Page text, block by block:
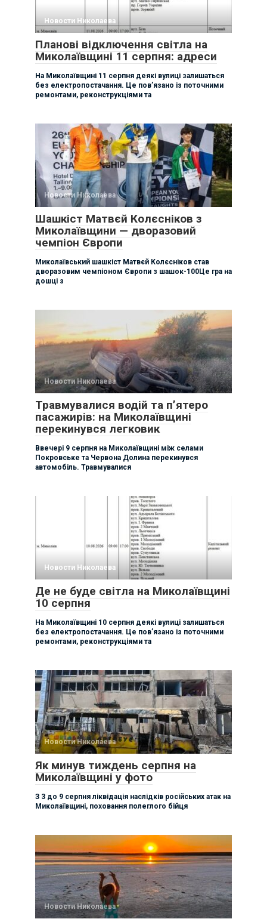
Новости Николаева
Планові відключення світла на
Миколаївщині 11 серпня: адреси
На Миколаївщині 11 серпня деякі вулиці залишаться
без електропостачання. Це пов’язано із поточними
ремонтами, реконструкціями та
Новости Николаева
Шашкіст Матвєй Колєсніков з
Миколаївщини — дворазовий
чемпіон Європи
Миколаївський шашкіст Матвєй Колєсніков став
дворазовим чемпіоном Європи з шашок-100Це гра на
дошці з
Новости Николаева
Травмувалися водій та п’ятеро
пасажирів: на Миколаївщині
перекинувся легковик
Ввечері 9 серпня на Миколаївщині між селами
Покровське та Червона Долина перекинувся
автомобіль. Травмувалися
Новости Николаева
Де не буде світла на Миколаївщині
10 серпня
На Миколаївщині 10 серпня деякі вулиці залишаться
без електропостачання. Це пов’язано із поточними
ремонтами, реконструкціями та
Новости Николаева
Як минув тиждень серпня на
Миколаївщині у фото
З 3 до 9 серпня ліквідація наслідків російських атак на
Миколаївщині, поховання полеглого бійця
Новости Николаева